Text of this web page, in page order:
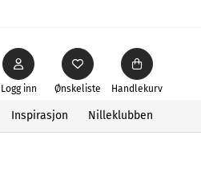
Ønskeliste
Logg inn Handlekurv
Inspirasjon Nilleklubben